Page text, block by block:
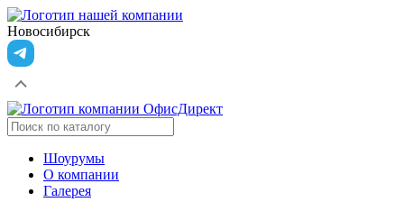
Новосибирск
Шоурумы
О компании
Галерея